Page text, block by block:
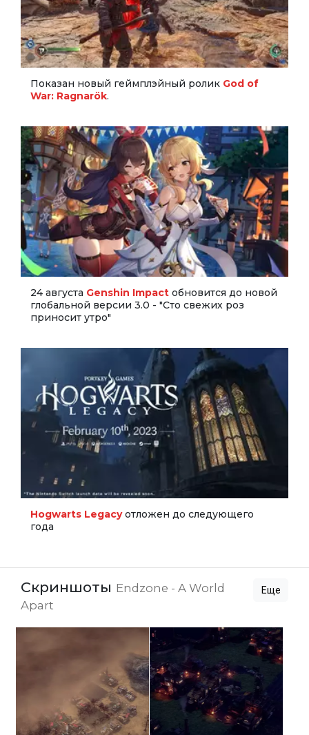
Показан новый геймплэйный ролик God of
War: Ragnarök.
24 августа Genshin Impact обновится до новой
глобальной версии 3.0 - "Сто свежих роз
приносит утро"
Hogwarts Legacyотложен до следующего
года
Скриншоты Endzone - A World
Apart
Еще